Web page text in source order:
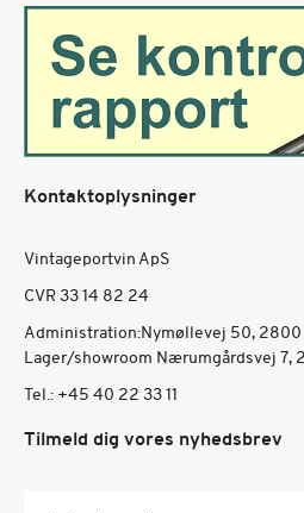
Kontaktoplysninger
Vintageportvin ApS
CVR 33 14 82 24
Administration:Nymøllevej 50, 2800
Lager/showroom Nærumgårdsvej 7,
Tel.: +45 40 22 33 11
Tilmeld dig vores nyhedsbrev